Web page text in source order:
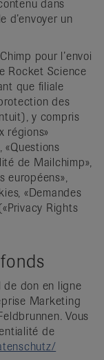
dans
d’envoyer un
pour l’envoi
Rocket Science
que filiale
des
y compris
régions»
«Questions
de Mailchimp»,
européens»,
«Demandes
Rights
de don en ligne
Marketing
Vous
de